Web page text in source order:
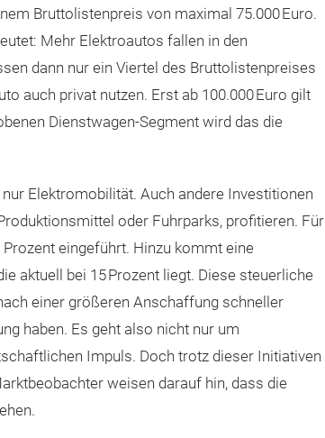
Bruttolistenpreis von maximal 75.000 Euro.
Mehr Elektroautos fallen in den
dann nur ein Viertel des Bruttolistenpreises
auch privat nutzen. Erst ab 100.000 Euro gilt
Dienstwagen-Segment wird das die
Elektromobilität. Auch andere Investitionen
oder Fuhrparks, profitieren. Für
eingeführt. Hinzu kommt eine
aktuell bei 15 Prozent liegt. Diese steuerliche
einer größeren Anschaffung schneller
haben. Es geht also nicht nur um
Impuls. Doch trotz dieser Initiativen
weisen darauf hin, dass die